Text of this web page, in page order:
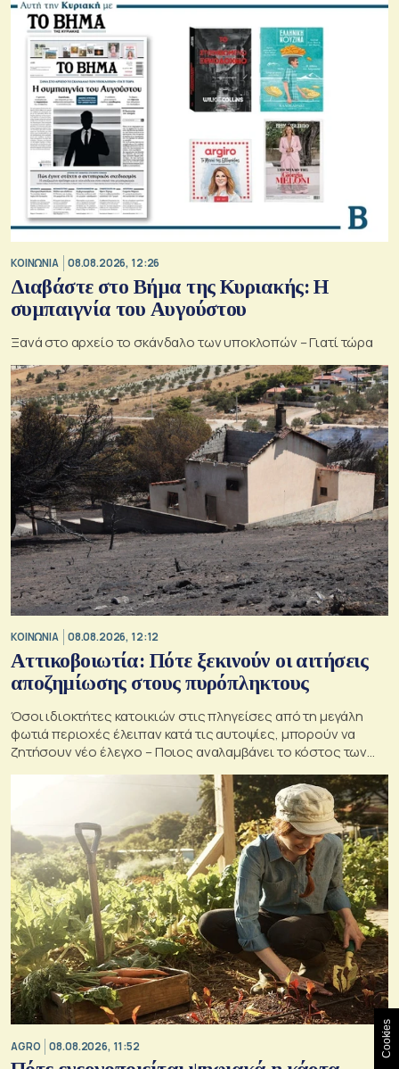
ΚΟΙΝΩΝΙΑ 08.08.2026, 12:26
Διαβάστε στο Βήμα της Κυριακής: Η
συμπαιγνία του Αυγούστου
Ξανά στο αρχείο το σκάνδαλο των υποκλοπών – Γιατί τώρα
ΚΟΙΝΩΝΙΑ 08.08.2026, 12:12
Αττικοβοιωτία: Πότε ξεκινούν οι αιτήσεις
αποζημίωσης στους πυρόπληκτους
Όσοι ιδιοκτήτες κατοικιών στις πληγείσες από τη μεγάλη
φωτιά περιοχές έλειπαν κατά τις αυτοψίες, μπορούν να
ζητήσουν νέο έλεγχο – Ποιος αναλαμβάνει το κόστος των
AGRO 08.08.2026, 11:52 Cookies